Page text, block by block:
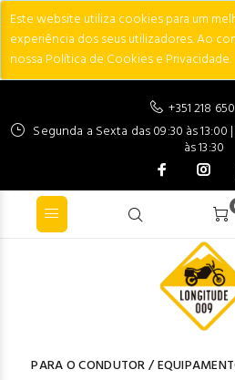
Este website utiliza cookies para um
experiência dos seus utilizadores. Ao
nossa Política de Cookies e Privacidade.
+351 218
Segunda a Sexta das 09:30 às 13:00
às 13:30
PARA O CONDUTOR/